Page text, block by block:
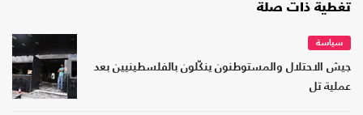
تغطية ذات صلة
سياسة
جيش الاحتلال والمستوطنون ينكّلون بالفلسطينيين بعد
عملية تل